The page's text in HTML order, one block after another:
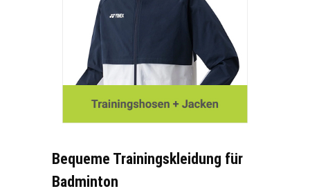
Bequeme Trainingskleidung für
Badminton